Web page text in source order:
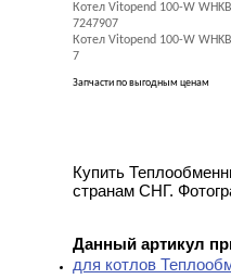
Котел Vitopend 100-W
7247907
Котел Vitopend 100-W
7
Запчасти по выгодным ценам
Купить
странам СНГ.
Данный артикул
для котлов